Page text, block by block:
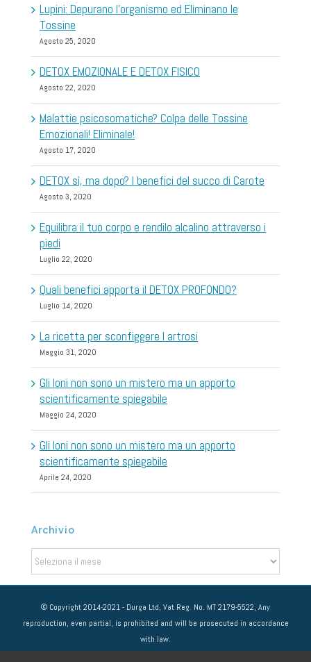
Lupini: Depurano l’organismo ed Eliminano le
Tossine
Agosto 25, 2020
DETOX EMOZIONALE E DETOX FISICO
Agosto 22, 2020
Malattie psicosomatiche? Colpa delle Tossine
Emozionali! Eliminale!
Agosto 17, 2020
DETOX sì, ma dopo? I benefici del succo di Carote
Agosto 3, 2020
Equilibra il tuo corpo e rendilo alcalino attraverso i
piedi
Luglio 22, 2020
Quali benefici apporta il DETOX PROFONDO?
Luglio 14, 2020
La ricetta per sconfiggere l artrosi
Maggio 31, 2020
Gli Ioni non sono un mistero ma un apporto
scientificamente spiegabile
Maggio 24, 2020
Gli Ioni non sono un mistero ma un apporto
scientificamente spiegabile
Aprile 24, 2020
Archivio
Archivio
© Copyright 2014-2021 - Durga Ltd, Vat Reg. No. MT 2179-5522, Any
reproduction, even partial, is prohibited and will be prosecuted in accordance
with law.